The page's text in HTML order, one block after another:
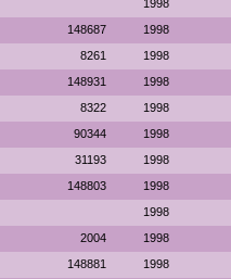
1998
148687 1998
8261 1998
148931 1998
8322 1998
90344 1998
31193 1998
148803 1998
1998
2004 1998
148881 1998